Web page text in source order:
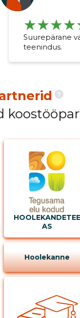
Suurepärane
teenindus.
?
AS
Hoolekanne